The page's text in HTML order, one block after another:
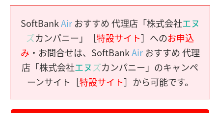
SoftBankAirおすすめ 代理店「株式会社エヌ
ズカンパニー」［特設サイト］へのお申込
み ・お問合せは、SoftBankAirおすすめ 代理
店「株式会社エヌ ズカンパニー」のキャンペ
ーンサイト［特設サイト］から可能です。